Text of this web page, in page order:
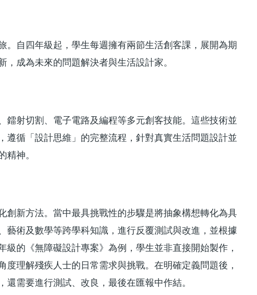
自四年級起，學生每週擁有兩節生活創客課，展開為期
成為未來的問題解決者與生活設計家。
射切割、電子電路及編程等多元創客技能。這些技術並
循「設計思維」的完整流程，針對真實生活問題設計並
精神。
新方法。當中最具挑戰性的步驟是將抽象構想轉化為具
術及數學等跨學科知識，進行反覆測試與改進，並根據
的《無障礙設計專案》為例，學生並非直接開始製作，
理解殘疾人士的日常需求與挑戰。在明確定義問題後，
需要進行測試、改良，最後在匯報中作結。